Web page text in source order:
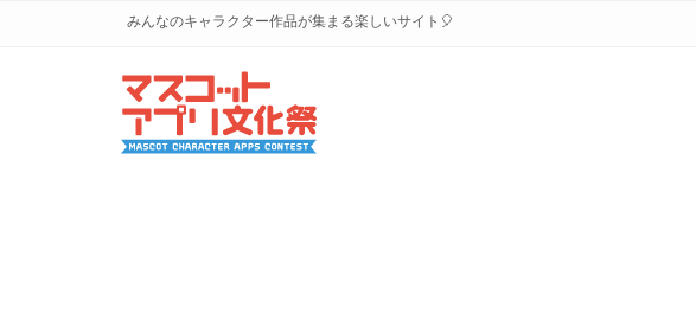
みんなのキャラクター作品が集まる楽しいサイト🎈